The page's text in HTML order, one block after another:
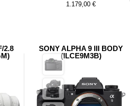
1.179,00€
2.8
SONY ALPHA 9 III BODY
(ILCE9M3B)